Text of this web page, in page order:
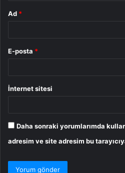
Ad *
E-posta *
İnternet sitesi
Daha sonraki yorumlarımda
adresim ve site adresim bu